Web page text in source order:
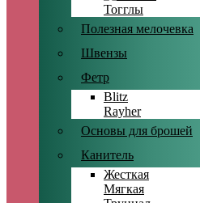
Тогглы
Полезная мелочевка
Швензы
Фетр
Blitz
Rayher
Основы для брошей
Канитель
Жесткая
Мягкая